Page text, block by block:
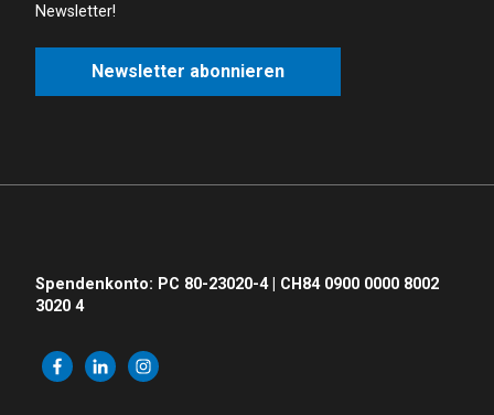
Newsletter!
Newsletter abonnieren
Spendenkonto: PC 80-23020-4 | CH84 0900 0000 8002
3020 4